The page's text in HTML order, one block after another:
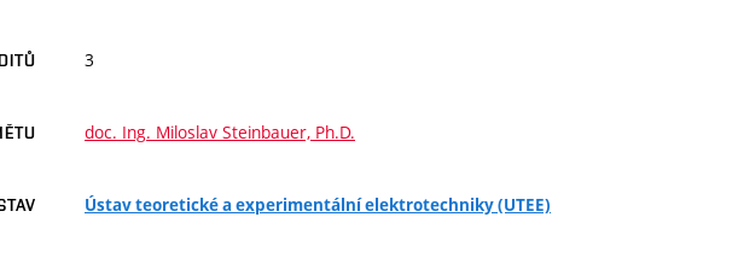
3
doc. Ing. Miloslav Steinbauer, Ph.D.
Ústav teoretické a experimentální elektrotechniky (UTEE)